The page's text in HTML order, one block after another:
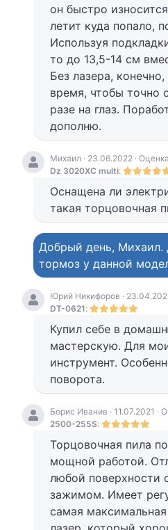
он быстро
летит куда попало,
Используя
то до 13,5-14 см
Без лазера,
время, чтобы точно
разе на глаз.
дополню.
Михаил · 23.06.2022 ·
Dz 3020XC multi:
Оснащена ли
такая торцовочная
Добрый день, Михаил.
тормоз у данной
Юрий Никифоров ·
DT-0621:
Купил себе в
мастерскую. Для
инструмент.
поворота.
Борис Иванив · 11.07.2021 ·
2500-255S:
Торцовочная пила
мощной работой.
любой поверхности
зажимом. Имеет
самая